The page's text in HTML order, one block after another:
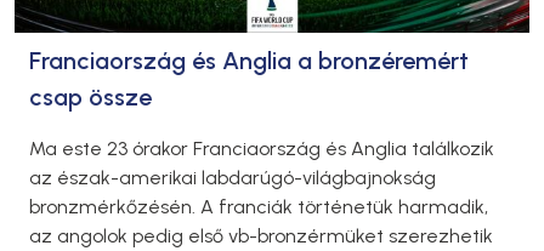
Franciaország és Anglia a bronzéremért
csap össze
Ma este 23 órakor Franciaország és Anglia találkozik
az észak-amerikai labdarúgó-világbajnokság
bronzmérkőzésén. A franciák történetük harmadik,
az angolok pedig első vb-bronzérmüket szerezhetik